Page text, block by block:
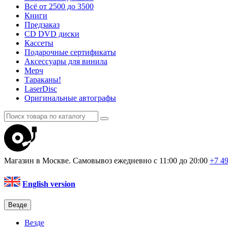
Всё от 2500 до 3500
Книги
Предзаказ
CD DVD диски
Кассеты
Подарочные сертификаты
Аксессуары для винила
Мерч
Тараканы!
LaserDisc
Оригинальные автографы
Магазин в Москве. Самовывоз ежедневно с 11:00 до 20:00 +7
English version
Везде
Везде